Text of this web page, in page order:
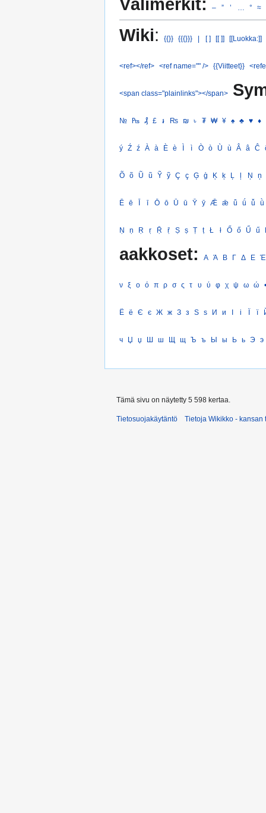
Välimerkit: – ” ’ ° ≈
Wiki: {{}} {{{}}} | [ ] [[ ]] [[Luokka:]]
<ref></ref> <ref name="" /> {{Viitteet}}
<span class="plainlinks"></span>
№ ₧ ₰ £ ៛ ₨ ₪ ৳ ₮ ₩ ¥ ♠ ♣ ♥ ♦
ý Ź ź À à È è Ì ì Ò ò Ù ù Â â Ĉ
Õ õ Ũ ũ Ỹ ỹ Ç ç Ģ ģ Ķ ķ Ļ ļ Ņ ņ
Ē ē Ī ī Ō ō Ū ū Ȳ ȳ Ǣ ǣ ǖ ǘ ǚ ǜ
Ṇ ṇ Ṛ ṛ Ṝ ṝ Ṣ ṣ Ṭ ṭ Ł ł Ő ő Ű ű
aakkoset: Α Ά Β Γ Δ Ε Έ
ν ξ ο ό π ρ σ ς τ υ ύ φ χ ψ ω ώ •
Ё ё Є є Ж ж З з Ѕ ѕ И и І і Ї ї
ч Џ џ Ш ш Щ щ Ъ ъ Ы ы Ь ь Э э
Tämä sivu on näytetty 5 598 kertaa.
Tietosuojakäytäntö Tietoja Wikikko - kansan